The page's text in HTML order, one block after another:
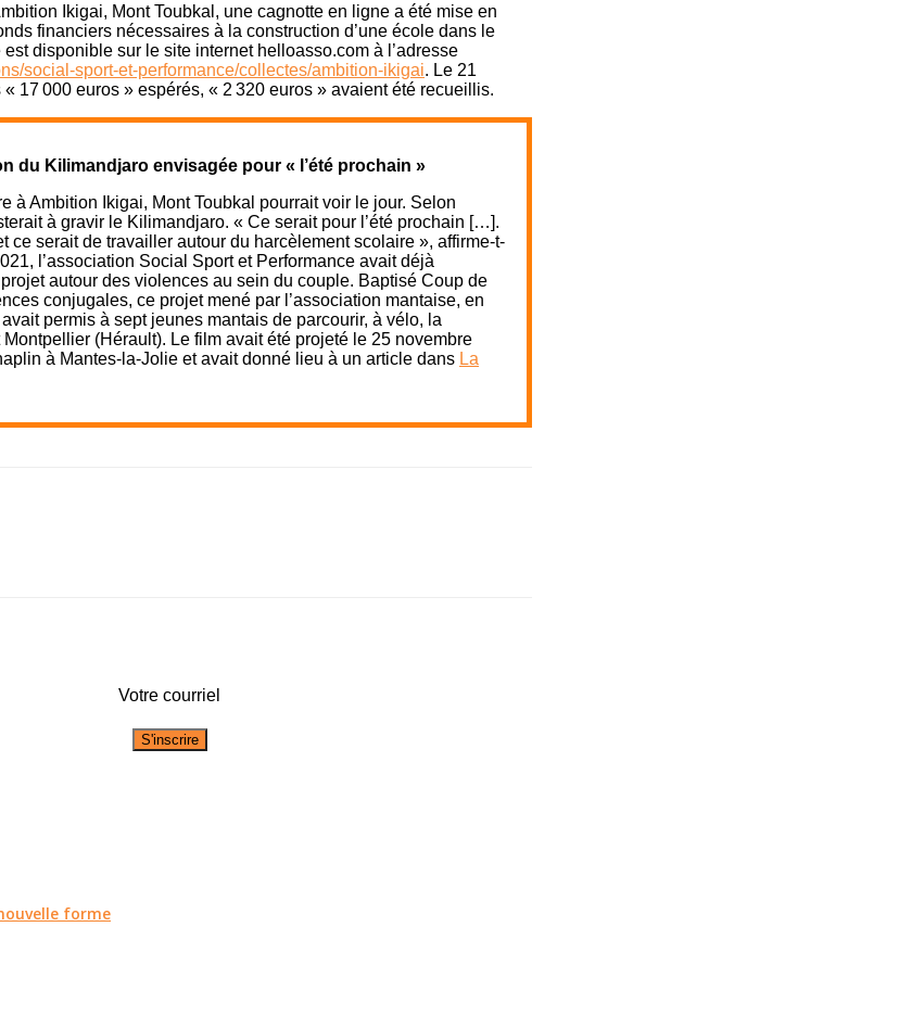
Ikigai, Mont Toubkal, une cagnotte en ligne a été mise en
financiers nécessaires à la construction d’une école dans le
disponible sur le site internet helloasso.com à l’adresse
social-sport-et-performance/collectes/ambition-ikigai. Le 21
17 000 euros » espérés, « 2 320 euros » avaient été recueillis.
du Kilimandjaro envisagée pour « l’été prochain »
à Ambition Ikigai, Mont Toubkal pourrait voir le jour. Selon
à gravir le Kilimandjaro. « Ce serait pour l’été prochain […].
ce serait de travailler autour du harcèlement scolaire », affirme-t-
l’association Social Sport et Performance avait déjà
autour des violences au sein du couple. Baptisé Coup de
conjugales, ce projet mené par l’association mantaise, en
permis à sept jeunes mantais de parcourir, à vélo, la
(Hérault). Le film avait été projeté le 25 novembre
à Mantes-la-Jolie et avait donné lieu à un article dans La
Votre courriel
forme